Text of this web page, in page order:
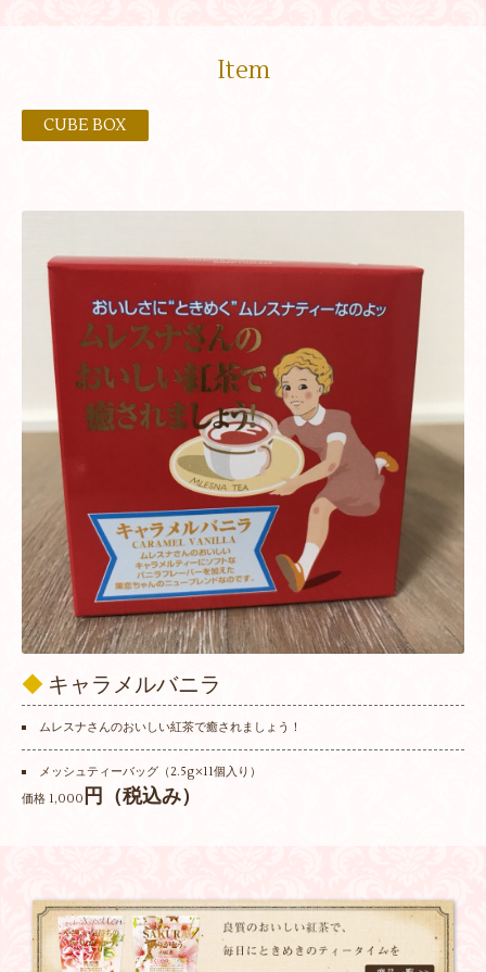
Item
CUBE BOX
◆ キャラメルバニラ
ムレスナさんのおいしい紅茶で癒されましょう！
メッシュティーバッグ（2.5g×11個入り）
価格 1,000 円（税込み）